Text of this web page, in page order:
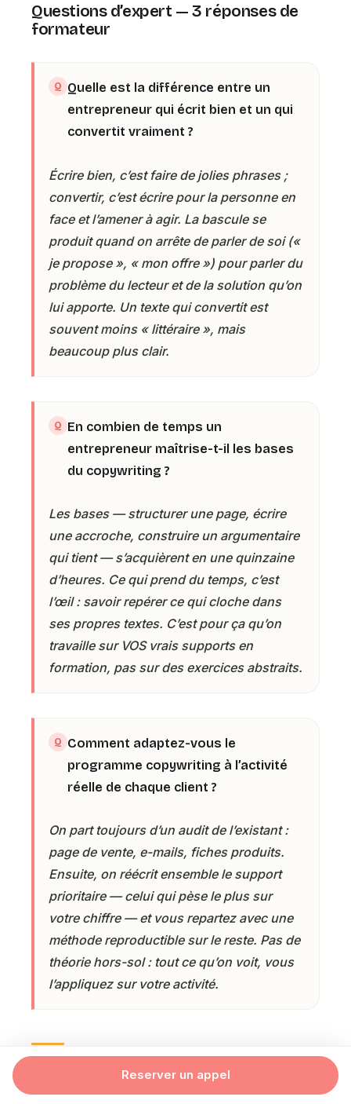
Reserver un appel
Questions d’expert — 3 réponses de
formateur
Quelle est la différence entre un
entrepreneur qui écrit bien et un qui
convertit vraiment ?
Écrire bien, c’est faire de jolies phrases ;
convertir, c’est écrire pour la personne en
face et l’amener à agir. La bascule se
produit quand on arrête de parler de soi («
je propose », « mon offre ») pour parler du
problème du lecteur et de la solution qu’on
lui apporte. Un texte qui convertit est
souvent moins « littéraire », mais
beaucoup plus clair.
En combien de temps un
entrepreneur maîtrise-t-il les bases
du copywriting ?
Les bases — structurer une page, écrire
une accroche, construire un argumentaire
qui tient — s’acquièrent en une quinzaine
d’heures. Ce qui prend du temps, c’est
l’œil : savoir repérer ce qui cloche dans
ses propres textes. C’est pour ça qu’on
travaille sur VOS vrais supports en
formation, pas sur des exercices abstraits.
Comment adaptez-vous le
programme copywriting à l’activité
réelle de chaque client ?
On part toujours d’un audit de l’existant :
page de vente, e-mails, fiches produits.
Ensuite, on réécrit ensemble le support
prioritaire — celui qui pèse le plus sur
votre chiffre — et vous repartez avec une
méthode reproductible sur le reste. Pas de
théorie hors-sol : tout ce qu’on voit, vous
l’appliquez sur votre activité.
FAQ — Meilleure formation